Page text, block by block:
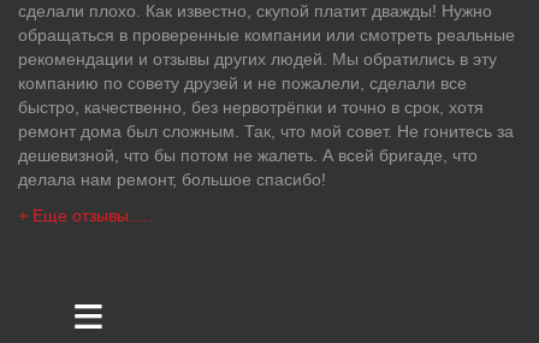
сделали плохо. Как известно, скупой платит дважды! Нужно
обращаться в проверенные компании или смотреть реальные
рекомендации и отзывы других людей. Мы обратились в эту
компанию по совету друзей и не пожалели, сделали все
быстро, качественно, без нервотрёпки и точно в срок, хотя
ремонт дома был сложным. Так, что мой совет. Не гонитесь за
дешевизной, что бы потом не жалеть. А всей бригаде, что
делала нам ремонт, большое спасибо!
+ Еще отзывы.....
≡